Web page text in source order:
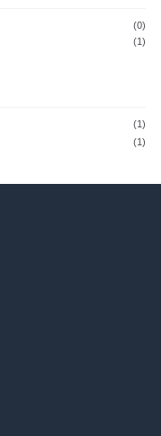
(0)
(1)
(1)
(1)